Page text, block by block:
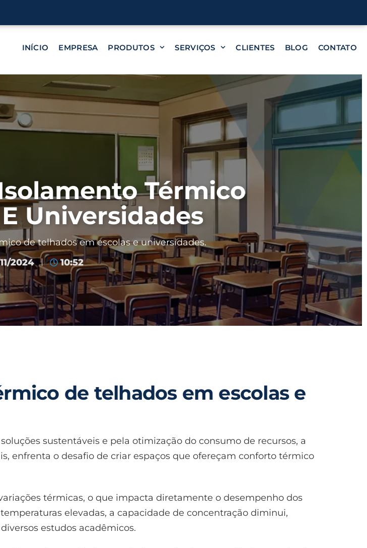
INÍCIO EMPRESA PRODUTOS SERVIÇOS CLIENTES BLOG CONTATO
Térmico
Universidades
de telhados em escolas e universidades.
2024
10:52
de telhados em escolas e
sustentáveis e pela otimização do consumo de recursos, a
enfrenta o desafio de criar espaços que ofereçam conforto térmico
térmicas, o que impacta diretamente o desempenho dos
elevadas, a capacidade de concentração diminui,
estudos acadêmicos.